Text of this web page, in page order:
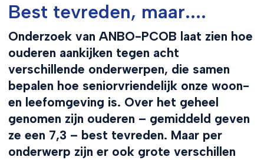
Best tevreden, maar....
Onderzoek van ANBO-PCOB laat zien hoe
ouderen aankijken tegen acht
verschillende onderwerpen, die samen
bepalen hoe seniorvriendelijk onze woon-
en leefomgeving is. Over het geheel
genomen zijn ouderen – gemiddeld geven
ze een 7,3 – best tevreden. Maar per
onderwerp zijn er ook grote verschillen